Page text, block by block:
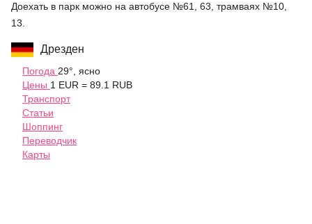
Доехать в парк можно на автобусе №61, 63, трамваях №10,
13.
Дрезден
Погода 29°, ясно
Цены 1 EUR = 89.1 RUB
Транспорт
Статьи
Шоппинг
Переводчик
Карты